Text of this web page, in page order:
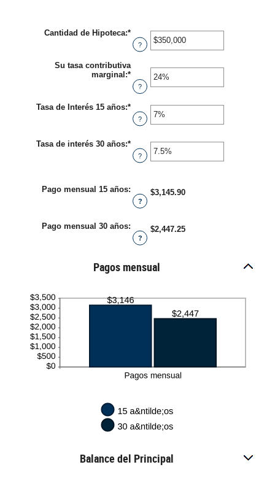
Cantidad de Hipoteca:* Enter
an
amount
$0
and
$250,000,000
?
Su tasa contributiva
marginal :*
an
amount
0%
and
?
Tasa de Interés 15 años:* Enter
an
amount
and
50%
?
Tasa de interés 30 años:* Enter
an
amount
50%
?
Pago mensual 15 años:
?
$3,145.90
Pago mensual 30 años:
?
$2,447.25
Pagos mensual
Balance del Principal